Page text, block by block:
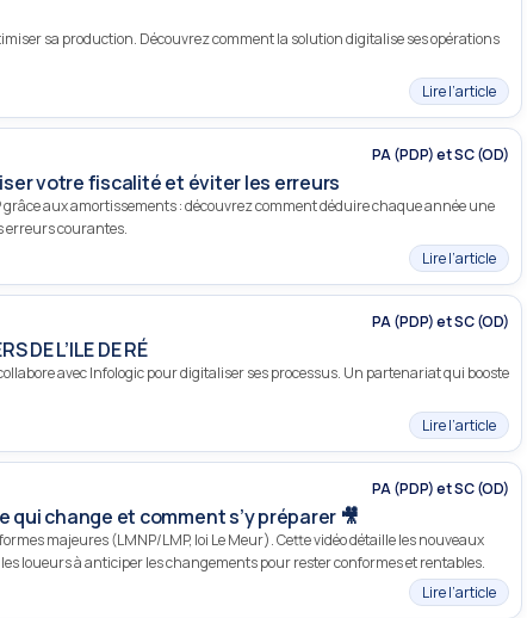
sa production. Découvrez comment la solution digitalise ses opérations
Lire l’article
PA (PDP) et SC (OD)
votre fiscalité et éviter les erreurs
aux amortissements : découvrez comment déduire chaque année une
erreurs courantes.
Lire l’article
PA (PDP) et SC (OD)
DE L’ILE DE RÉ
collabore avec Infologic pour digitaliser ses processus. Un partenariat qui booste
Lire l’article
PA (PDP) et SC (OD)
qui change et comment s’y préparer 🎥
majeures (LMNP/LMP, loi Le Meur). Cette vidéo détaille les nouveaux
loueurs à anticiper les changements pour rester conformes et rentables.
Lire l’article